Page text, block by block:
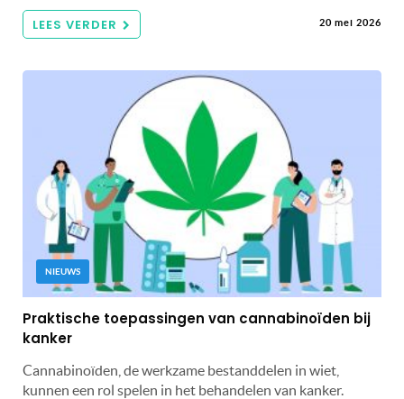
LEES VERDER 20 mei 2026
NIEUWS
Praktische toepassingen van cannabinoïden bij
kanker
Cannabinoïden, de werkzame bestanddelen in wiet,
kunnen een rol spelen in het behandelen van kanker.